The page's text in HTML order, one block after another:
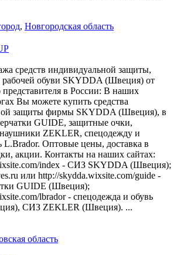
, Новгородская область
средств индивидуальной защиты,
обуви SKYDDA (Швеция) от
в России: В наших
Вы можете купить средства
защиты фирмы SKYDDA (Швеция), в
GUIDE, защитные очки,
ZEKLER, спецодежду и
L.Brador. Оптовые цены, доставка в
акции. Контакты на наших сайтах:
index - СИЗ SKYDDA (Швеция);
или http://skydda.wixsite.com/guide -
GUIDE (Швеция);
lbrador - спецодежда и обувь
СИЗ ZEKLER (Швеция). ...
область